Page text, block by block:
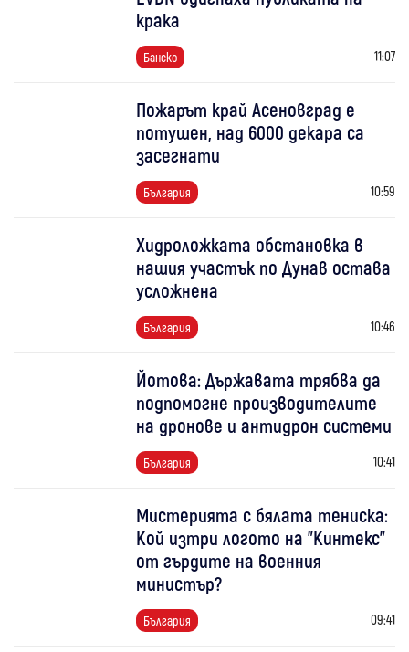
крака
Банско 11:07
Пожарът край Асеновград е
потушен, над 6000 декара са
засегнати
България 10:59
Хидроложката обстановка в
нашия участък по Дунав остава
усложнена
България 10:46
Йотова: Държавата трябва да
подпомогне производителите
на дронове и антидрон системи
България 10:41
Мистерията с бялата тениска:
Кой изтри логото на "Кинтекс"
от гърдите на военния
министър?
България 09:41